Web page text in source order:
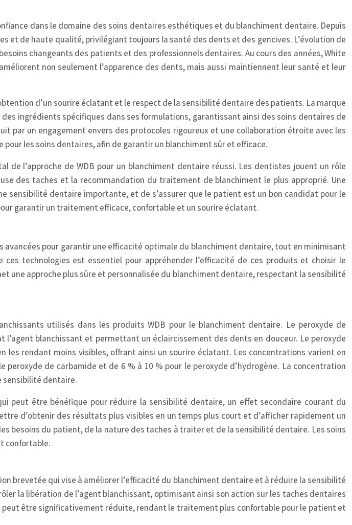
dans le domaine des soins dentaires esthétiques et du blanchiment dentaire. Depuis
et de haute qualité, privilégiant toujours la santé des dents et des gencives. L’évolution de
changeants des patients et des professionnels dentaires. Au cours des années, White
non seulement l’apparence des dents, mais aussi maintiennent leur santé et leur
d’un sourire éclatant et le respect de la sensibilité dentaire des patients. La marque
ingrédients spécifiques dans ses formulations, garantissant ainsi des soins dentaires de
par un engagement envers des protocoles rigoureux et une collaboration étroite avec les
les soins dentaires, afin de garantir un blanchiment sûr et efficace.
l’approche de WDB pour un blanchiment dentaire réussi. Les dentistes jouent un rôle
des taches et la recommandation du traitement de blanchiment le plus approprié. Une
dentaire importante, et de s’assurer que le patient est un bon candidat pour le
garantir un traitement efficace, confortable et un sourire éclatant.
pour garantir une efficacité optimale du blanchiment dentaire, tout en minimisant
technologies est essentiel pour appréhender l’efficacité de ces produits et choisir le
une approche plus sûre et personnalisée du blanchiment dentaire, respectant la sensibilité
utilisés dans les produits WDB pour le blanchiment dentaire. Le peroxyde de
blanchissant et permettant un éclaircissement des dents en douceur. Le peroxyde
rendant moins visibles, offrant ainsi un sourire éclatant. Les concentrations varient en
de carbamide et de 6 % à 10 % pour le peroxyde d’hydrogène. La concentration
sensibilité dentaire.
peut être bénéfique pour réduire la sensibilité dentaire, un effet secondaire courant du
d’obtenir des résultats plus visibles en un temps plus court et d’afficher rapidement un
besoins du patient, de la nature des taches à traiter et de la sensibilité dentaire. Les soins
confortable.
brevetée qui vise à améliorer l’efficacité du blanchiment dentaire et à réduire la sensibilité
la libération de l’agent blanchissant, optimisant ainsi son action sur les taches dentaires
être significativement réduite, rendant le traitement plus confortable pour le patient et